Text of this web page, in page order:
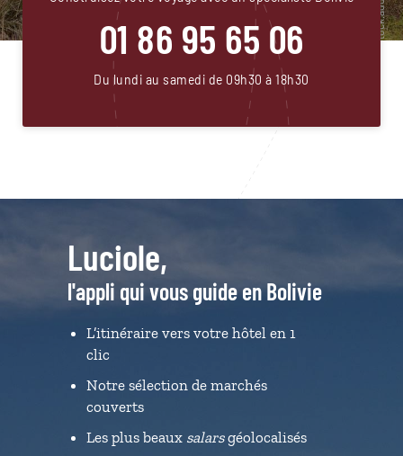
01 86 95 65 06
Du lundi au samedi de 09h30 à 18h30
Luciole,
l'appli qui vous guide en Bolivie
L’itinéraire vers votre hôtel en 1
clic
Notre sélection de marchés
couverts
Les plus beaux salarsgéolocalisés